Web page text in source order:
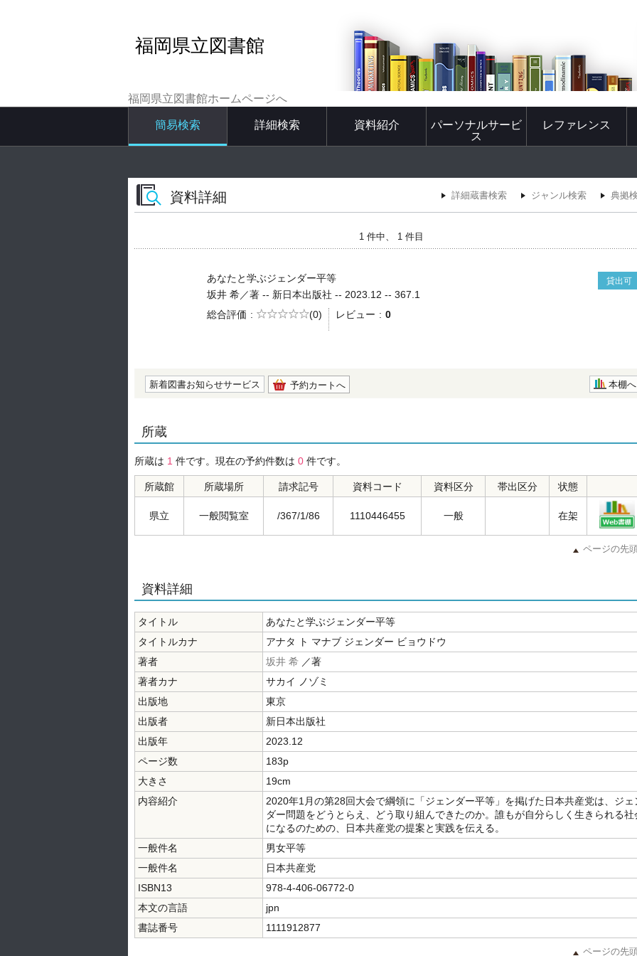
福岡県立図書館
福岡県立図書館ホームページへ
簡易検索 詳細検索 資料紹介
パーソナルサービ
ス
レファレンス
資料詳細 詳細蔵書検索 ジャンル検索 典拠
1 件中、 1 件目
あなたと学ぶジェンダー平等 貸出可
坂井 希／著 -- 新日本出版社 -- 2023.12 -- 367.1
総合評価
5段階評価
(0) レビュー 0
新着図書お知らせサービス 予約カートへ 本棚へ
所蔵
所蔵は 1 件です。現在の予約件数は 0 件です。
所蔵館 所蔵場所 請求記号 資料コード 資料区分 帯出区分 状態
県立 一般閲覧室 /367/1/86 1110446455 一般 在架
ページの先
資料詳細
タイトル
あなたと学ぶジェンダー平等
タイトルカナ
アナタ ト マナブ ジェンダー ビョウドウ
著者
坂井 希 ／著
著者カナ
サカイ ノゾミ
出版地
東京
出版者
新日本出版社
出版年
2023.12
ページ数
183p
大きさ
19cm
内容紹介
2020年1月の第28回大会で綱領に「ジェンダー平等」を掲げた日本共産党は、ジェ
ダー問題をどうとらえ、どう取り組んできたのか。誰もが自分らしく生きられる社
になるのための、日本共産党の提案と実践を伝える。
一般件名
男女平等
一般件名
日本共産党
ISBN13
978-4-406-06772-0
本文の言語
jpn
書誌番号
1111912877
ページの先